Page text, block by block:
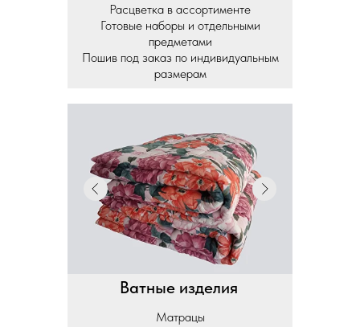
Расцветка в ассортименте
Готовые наборы и отдельными
предметами
Пошив под заказ по индивидуальным
размерам
Ватные изделия
Матрацы